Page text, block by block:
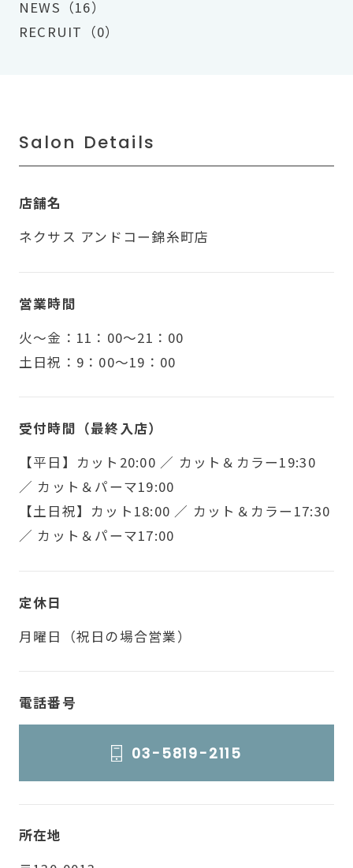
NEWS（16）
RECRUIT（0）
Salon Details
店舗名
ネクサス アンドコー錦糸町店
営業時間
火〜金：11：00～21：00
土日祝：9：00～19：00
受付時間（最終入店）
【平日】カット20:00 ／ カット＆カラー19:30
／ カット＆パーマ19:00
【土日祝】カット18:00 ／ カット＆カラー17:30
／ カット＆パーマ17:00
定休日
月曜日（祝日の場合営業）
電話番号
03-5819-2115
所在地